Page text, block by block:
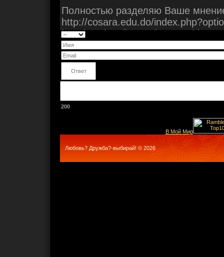
200
В Мой Мир
Любовь? Дружба?-выбирай! © 2026